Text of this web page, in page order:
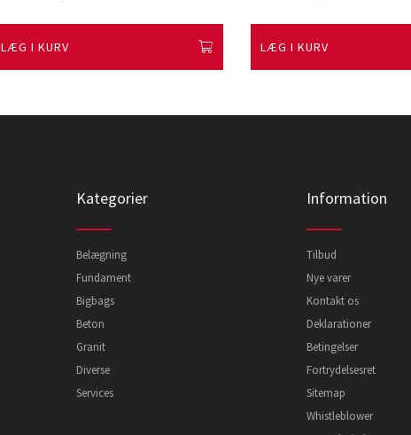
LÆG I KURV LÆG I KURV
Kategorier
Belægning
Fundament
Bigbags
Beton
Granit
Diverse
Services
Information
Tilbud
Nye varer
Kontakt os
Deklarationer
Betingelser
Fortrydelsesret
Sitemap
Whistleblower